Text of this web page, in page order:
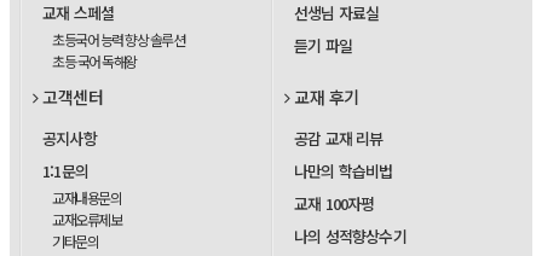
교재 스페셜
초등국어 능력 향상 솔루션
초등 국어 독해왕
선생님 자료실
듣기 파일
고객센터
공지사항
1:1문의
교재내용문의
교재오류제보
기타문의
교재 후기
공감 교재 리뷰
나만의 학습비법
교재 100자평
나의 성적향상수기